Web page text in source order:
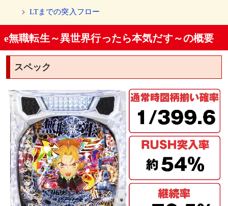
LTまでの突入フロー
ボーダーライン
4円パチンコ(250個あたり)
1円パチンコ(200個あたり)
e無職転生～異世界行ったら本気だす～の概要
スペック